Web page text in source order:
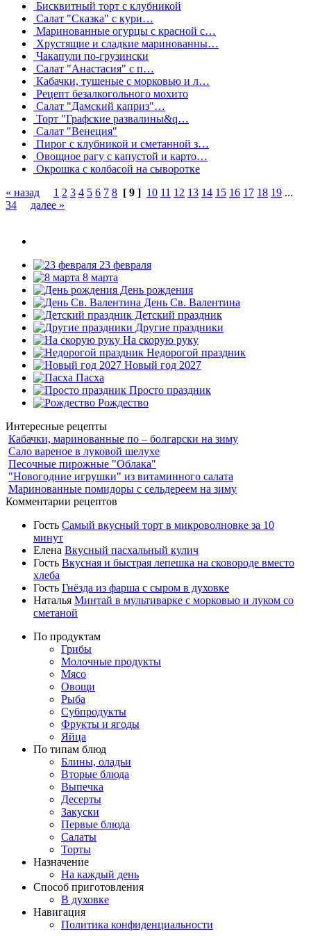
Бисквитный торт с клубникой
Салат "Сказка" с кури…
Маринованные огурцы с красной с…
Хрустящие и сладкие маринованны…
Чакапули по-грузински
Салат "Анастасия" с п…
Кабачки, тушеные с морковью и л…
Рецепт безалкогольного мохито
Салат "Дамский каприз"…
Торт "Графские развалины&q…
Салат "Венеция"
Пирог с клубникой и сметанной з…
Овощное рагу с капустой и карто…
Окрошка с колбасой на сыворотке
« назад
1 2 3 4 5 6 7 8 [ 9 ] 10 11 12 13 14 15 16 17 18 19 ...
34
далее »
23 февраля
8 марта
День рождения
День Св. Валентина
Детский праздник
Другие праздники
На скорую руку
Недорогой праздник
Новый год 2027
Пасха
Просто праздник
Рождество
Интересные рецепты
Кабачки, маринованные по – болгарски на зиму
Сало вареное в луковой шелухе
Песочные пирожные "Облака"
"Новогодние игрушки" из витаминного салата
Маринованные помидоры с сельдереем на зиму
Комментарии рецептов
Гость Самый вкусный торт в микроволновке за 10
минут
Елена Вкусный пасхальный кулич
Гость Вкусная и быстрая лепешка на сковороде вместо
хлеба
Гость Гнёзда из фарша с сыром в духовке
Наталья Минтай в мультиварке с морковью и луком со
сметаной
По продуктам
Грибы
Молочные продукты
Мясо
Овощи
Рыба
Субпродукты
Фрукты и ягоды
Яйца
По типам блюд
Блины, оладьи
Вторые блюда
Выпечка
Десерты
Закуски
Первые блюда
Салаты
Торты
Назначение
На каждый день
Способ приготовления
В духовке
Навигация
Политика конфиденциальности